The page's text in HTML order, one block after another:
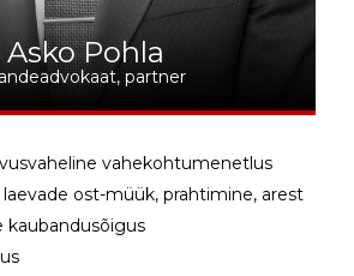
Asko Pohla
partner
vahekohtumenetlus
ost-müük, prahtimine, arest
kaubandusõigus